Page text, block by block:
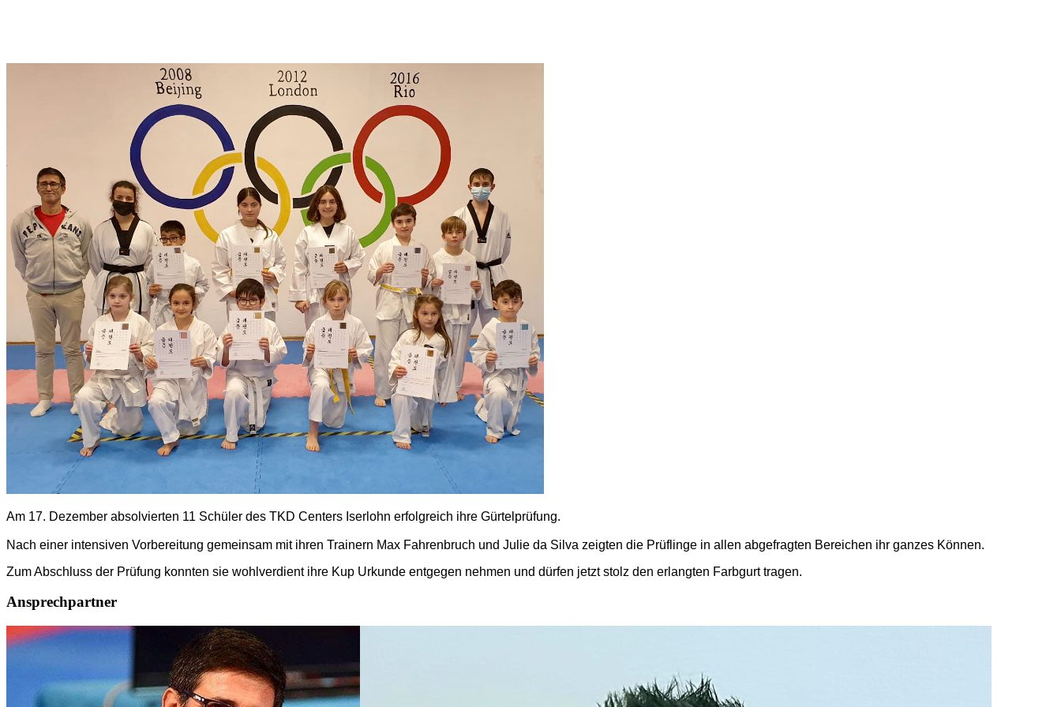
Am 17. Dezember absolvierten 11 Schüler des TKD Centers Iserlohn erfolgreich ihre Gürtelprüfung.
Nach einer intensiven Vorbereitung gemeinsam mit ihren Trainern Max Fahrenbruch und Julie da Silva zeigten die Prüflinge in allen abgefragten Bereichen ihr ganzes Können.
Zum Abschluss der Prüfung konnten sie wohlverdient ihre Kup Urkunde entgegen nehmen und dürfen jetzt stolz den erlangten Farbgurt tragen.
Ansprechpartner